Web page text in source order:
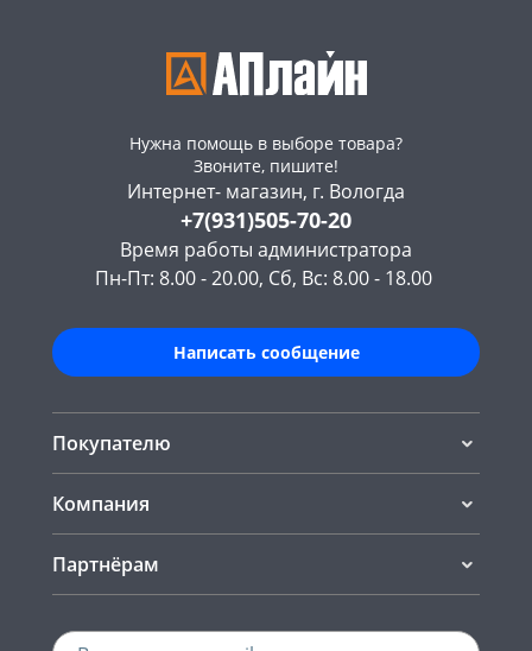
Нужна помощь в выборе товара?
Звоните, пишите!
Интернет- магазин, г. Вологда
+7(931)505-70-20
Время работы администратора
Пн-Пт: 8.00 - 20.00, Сб, Вс: 8.00 - 18.00
Написать сообщение
Покупателю
Компания
Партнёрам